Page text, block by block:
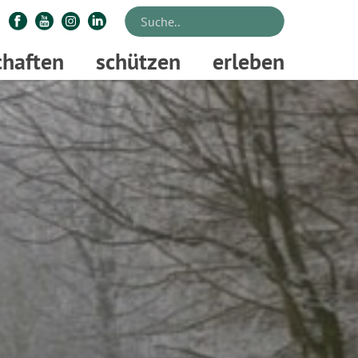
schützen erleben